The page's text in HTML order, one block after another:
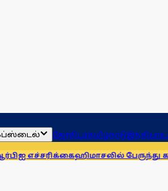
ஜோதிடம்தமிழ்நாடுஇந்தியா
ஹிமாசலில் பேருந்து கவிழ்ந்து